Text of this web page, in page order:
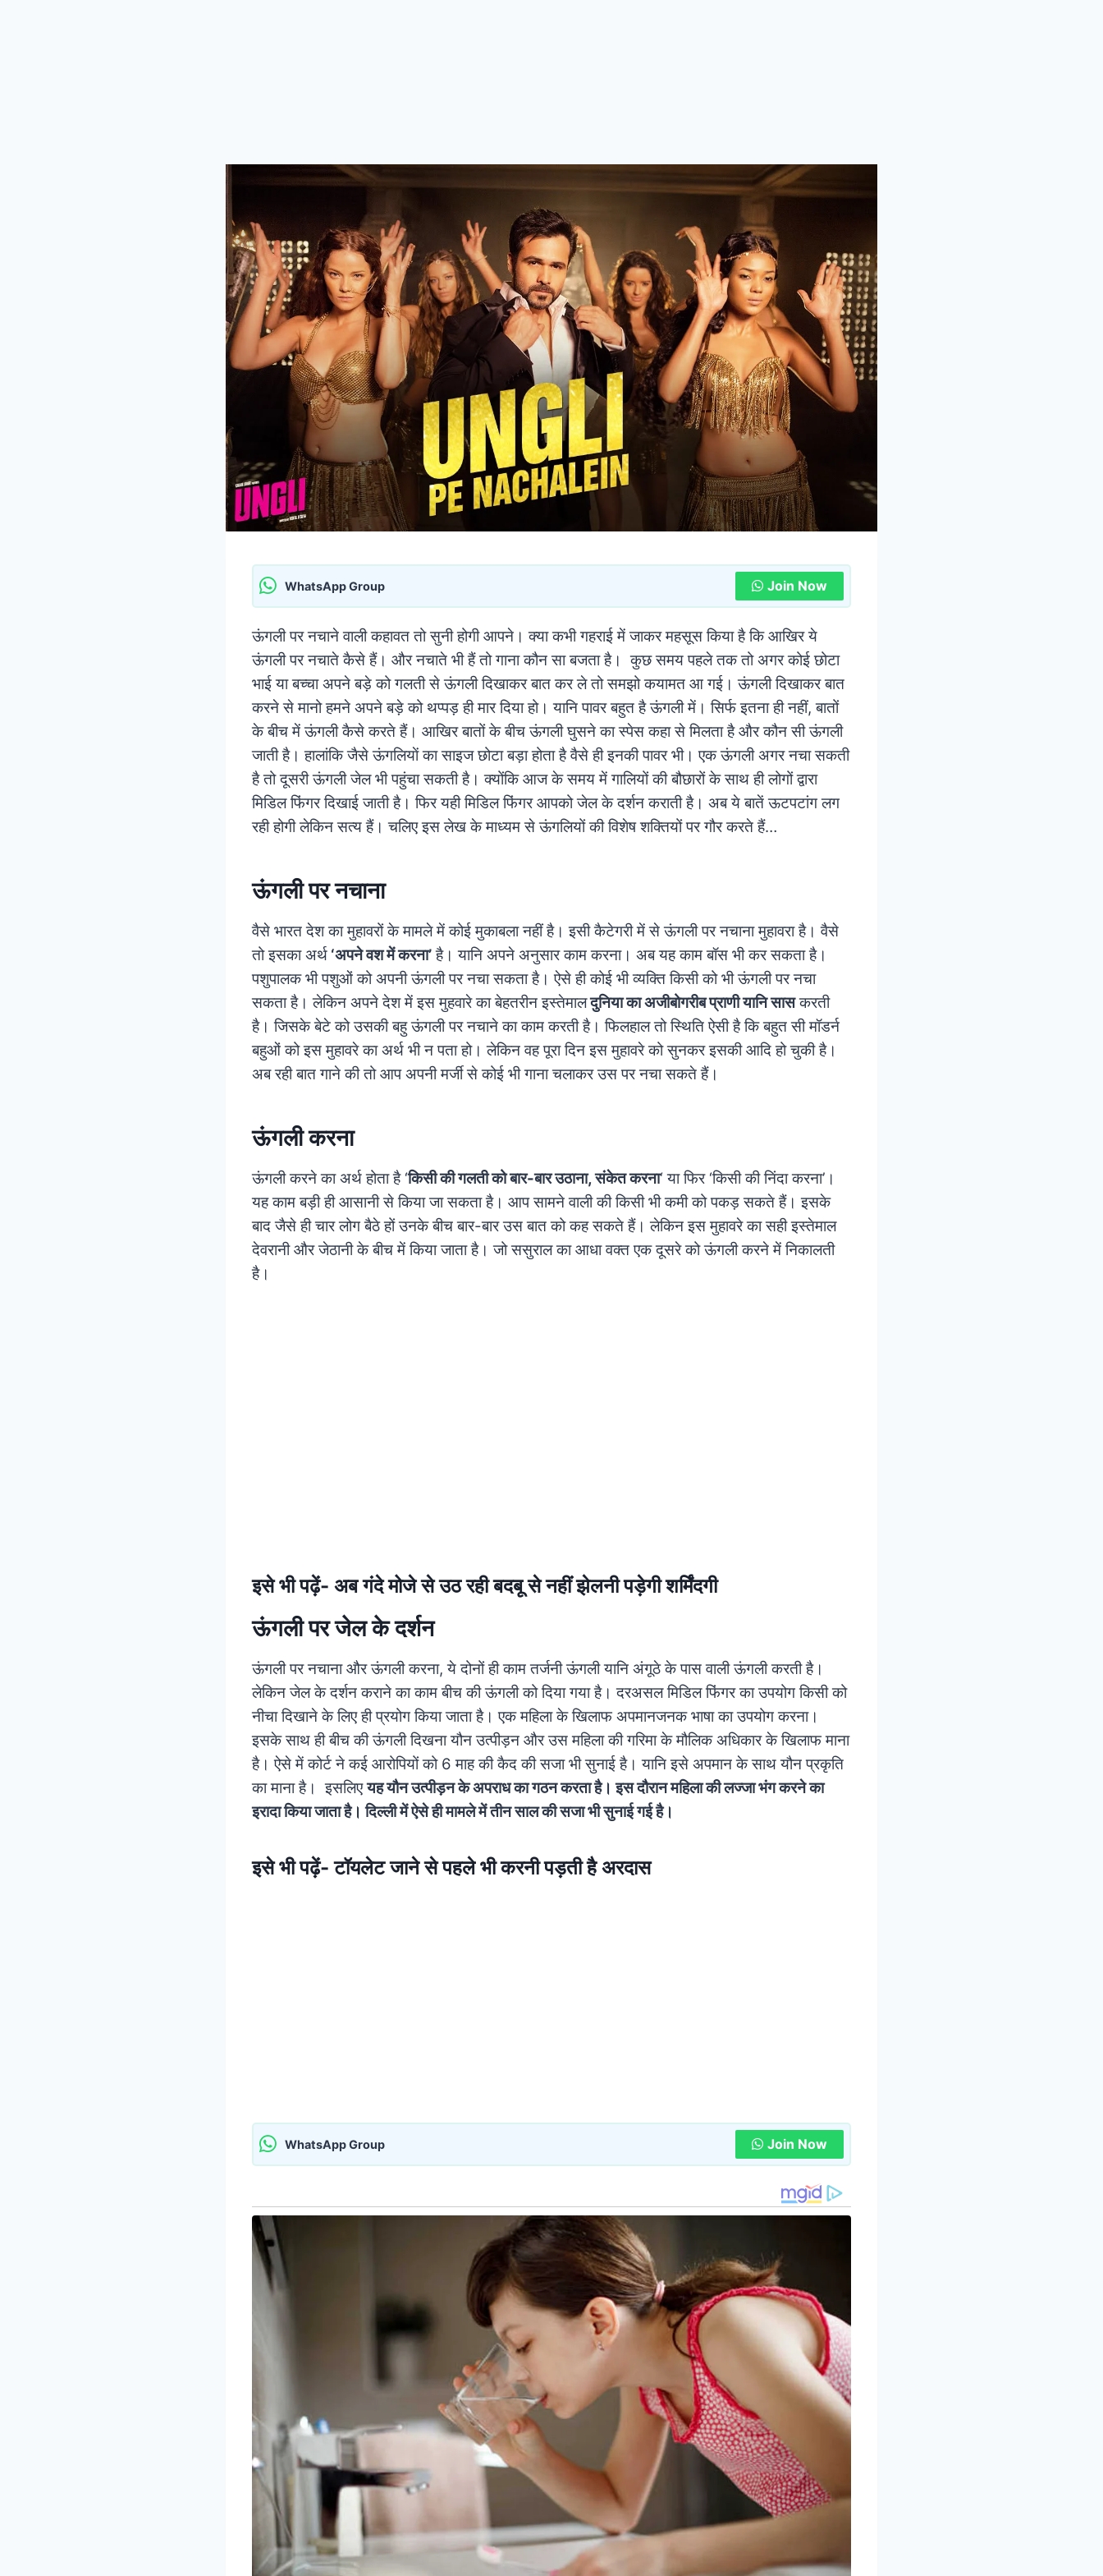
WhatsApp Group Join Now
ऊंगली पर नचाने वाली कहावत तो सुनी होगी आपने। क्या कभी गहराई में जाकर महसूस किया है कि आखिर ये
ऊंगली पर नचाते कैसे हैं। और नचाते भी हैं तो गाना कौन सा बजता है। कुछ समय पहले तक तो अगर कोई छोटा
भाई या बच्चा अपने बड़े को गलती से ऊंगली दिखाकर बात कर ले तो समझो कयामत आ गई। ऊंगली दिखाकर बात
करने से मानो हमने अपने बड़े को थप्पड़ ही मार दिया हो। यानि पावर बहुत है ऊंगली में। सिर्फ इतना ही नहीं, बातों
के बीच में ऊंगली कैसे करते हैं। आखिर बातों के बीच ऊंगली घुसने का स्पेस कहा से मिलता है और कौन सी ऊंगली
जाती है। हालांकि जैसे ऊंगलियाें का साइज छोटा बड़ा होता है वैसे ही इनकी पावर भी। एक ऊंगली अगर नचा सकती
है तो दूसरी ऊंगली जेल भी पहुंचा सकती है। क्योंकि आज के समय में गालियों की बौछारों के साथ ही लोगों द्वारा
मिडिल फिंगर दिखाई जाती है। फिर यही मिडिल फिंगर आपको जेल के दर्शन कराती है। अब ये बातें ऊटपटांग लग
रही होगी लेकिन सत्य हैं। चलिए इस लेख के माध्यम से ऊंगलियों की विशेष शक्तियों पर गौर करते हैं…
ऊंगली पर नचाना
वैसे भारत देश का मुहावरों के मामले में कोई मुकाबला नहीं है। इसी कैटेगरी में से ऊंगली पर नचाना मुहावरा है। वैसे
तो इसका अर्थ ‘अपने वश में करना’है। यानि अपने अनुसार काम करना। अब यह काम बॉस भी कर सकता है।
पशुपालक भी पशुओं को अपनी ऊंगली पर नचा सकता है। ऐसे ही कोई भी व्यक्ति किसी को भी ऊंगली पर नचा
सकता है। लेकिन अपने देश में इस मुहवारे का बेहतरीन इस्तेमालदुनिया का अजीबोगरीब प्राणी यानि सासकरती
है। जिसके बेटे को उसकी बहु ऊंगली पर नचाने का काम करती है। फिलहाल तो स्थिति ऐसी है कि बहुत सी मॉडर्न
बहुओं को इस मुहावरे का अर्थ भी न पता हो। लेकिन वह पूरा दिन इस मुहावरे को सुनकर इसकी आदि हो चुकी है।
अब रही बात गाने की तो आप अपनी मर्जी से कोई भी गाना चलाकर उस पर नचा सकते हैं।
ऊंगली करना
ऊंगली करने का अर्थ होता है ‘किसी की गलती को बार-बार उठाना, संकेत करना‘ या फिर ‘किसी की निंदा करना’।
यह काम बड़ी ही आसानी से किया जा सकता है। आप सामने वाली की किसी भी कमी को पकड़ सकते हैं। इसके
बाद जैसे ही चार लोग बैठे हों उनके बीच बार-बार उस बात को कह सकते हैं। लेकिन इस मुहावरे का सही इस्तेमाल
देवरानी और जेठानी के बीच में किया जाता है। जो ससुराल का आधा वक्त एक दूसरे को ऊंगली करने में निकालती
है।
इसे भी पढ़ें- अब गंदे मोजे से उठ रही बदबू से नहीं झेलनी पड़ेगी शर्मिंदगी
ऊंगली पर जेल के दर्शन
ऊंगली पर नचाना और ऊंगली करना, ये दोनों ही काम तर्जनी ऊंगली यानि अंगूठे के पास वाली ऊंगली करती है।
लेकिन जेल के दर्शन कराने का काम बीच की ऊंगली को दिया गया है। दरअसल मिडिल फिंगर का उपयोग किसी को
नीचा दिखाने के लिए ही प्रयोग किया जाता है।एक महिला के खिलाफ अपमानजनक भाषा का उपयोग करना।
इसके साथ ही बीच की ऊंगली दिखना यौन उत्पीड़न और उस महिला की गरिमा के मौलिक अधिकार के खिलाफ माना
है। ऐसे में कोर्ट ने कई आरोपियों को 6 माह की कैद की सजा भी सुनाई है। यानि इसे अपमान के साथ यौन प्रकृति
का माना है। इसलिएयह यौन उत्पीड़न के अपराध का गठन करता है। इस दौरान महिला की लज्जा भंग करने का
इरादा किया जाता है। दिल्ली में ऐसे ही मामले में तीन साल की सजा भी सुनाई गई है।
इसे भी पढ़ें-टॉयलेट जाने से पहले भी करनी पड़ती है अरदास
WhatsApp Group Join Now